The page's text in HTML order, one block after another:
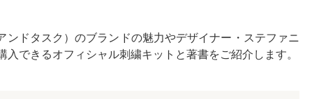
ンドタスク）のブランドの魅力やデザイナー・ステファニ
できるオフィシャル刺繍キットと著書をご紹介します。